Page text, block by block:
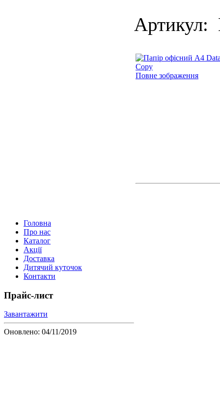
Артикул:
Повне зображення
Головна
Про нас
Каталог
Акції
Доставка
Дитячий куточок
Контакти
Прайс-лист
Завантажити
Оновлено: 04/11/2019